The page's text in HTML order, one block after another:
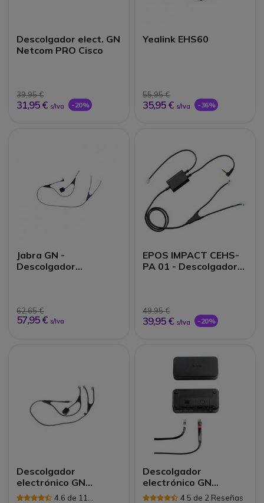
Descolgador elect. GN
Netcom PRO Cisco
39,95 €
31,95 € s/Iva -20%
Yealink EHS60
55,95 €
35,95 € s/Iva -36%
Jabra GN -
Descolgador
62,65 €
57,95 € s/Iva
EPOS IMPACT CEHS-
PA 01 - Descolgador
49,95 €
39,95 € s/Iva -20%
Descolgador
electrónico GN
Netcom para Alcatel
4.6 de 11
Descolgador
electrónico GN
Netcom Avaya AV2
4.5 de 2 Reseñas